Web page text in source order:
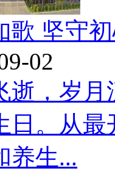
歌 坚守
02
逝，岁月
日。从
养生...